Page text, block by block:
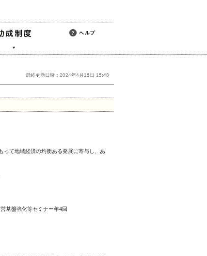
最終更新日時：2024年4月15日 15:48
って地域経済の均衡ある発展に寄与し、あ
盤強化等セミナー年4回